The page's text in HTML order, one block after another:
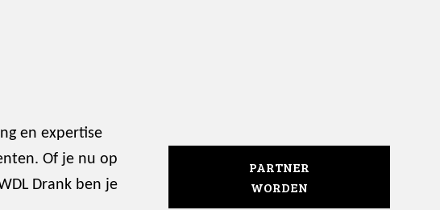
en expertise
Of je nu op
Drank ben je
PARTNER
WORDEN